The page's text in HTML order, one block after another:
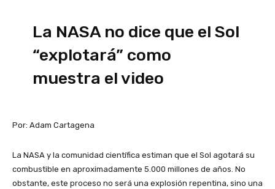
La NASA no dice que el Sol
“explotará” como
muestra el video
Por: Adam Cartagena
La NASA y la comunidad científica estiman que el Sol agotará su
combustible en aproximadamente 5.000 millones de años. No
obstante, este proceso no será una explosión repentina, sino una